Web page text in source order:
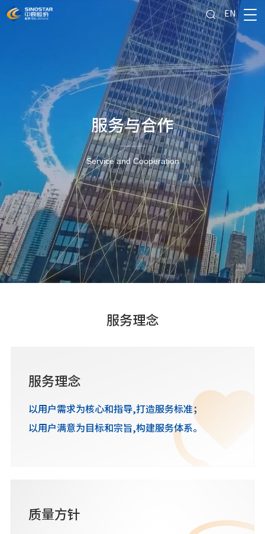
EN
服务与合作
Service and Cooperation
服务理念
服务理念
以用户需求为核心和指导,打造服务标准；
以用户满意为目标和宗旨,构建服务体系。
质量方针